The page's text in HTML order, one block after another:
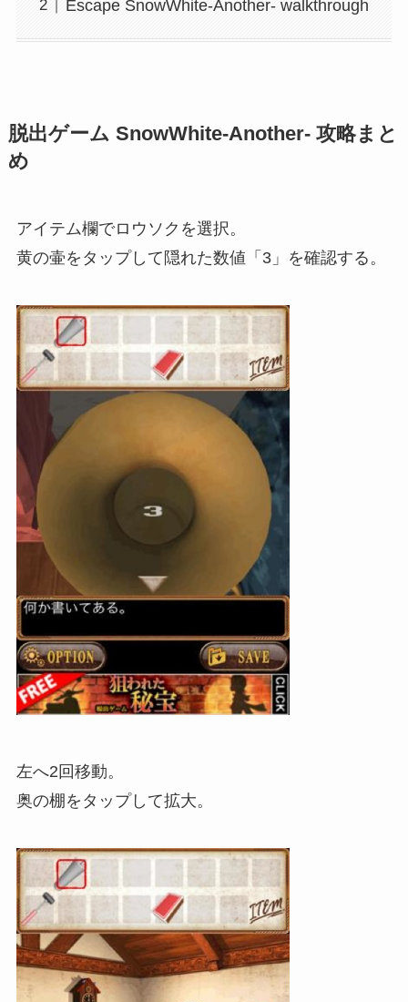
Escape SnowWhite-Another- walkthrough
脱出ゲーム SnowWhite-Another- 攻略まと
め
アイテム欄でロウソクを選択。
黄の壷をタップして隠れた数値「3」を確認する。
左へ2回移動。
奥の棚をタップして拡大。